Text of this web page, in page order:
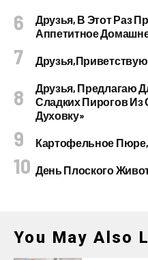
Друзья, В Этот Раз
Аппетитное
Друзья,приветствую
Друзья, Предлагаю
Сладких Пирогов
Духовку»
Картофельное
День Плоского
You May Also